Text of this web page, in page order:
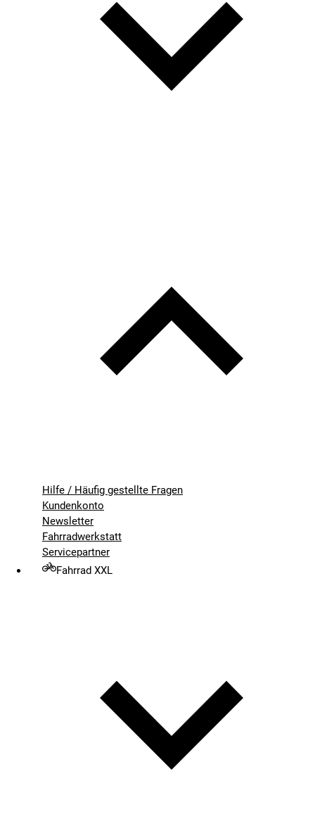
Hilfe / Häufig gestellte Fragen
Kundenkonto
Newsletter
Fahrradwerkstatt
Servicepartner
Fahrrad XXL